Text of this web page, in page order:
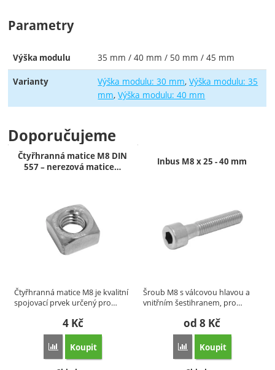
Parametry
Výška modulu 35 mm / 40 mm / 50 mm / 45 mm
Varianty Výška modulu: 30 mm Výška modulu: 35
mm Výška modulu: 40 mm
Doporučujeme
Čtyřhranná matice M8 DIN
557 – nerezová matice…
Čtyřhranná matice M8 je kvalitní
spojovací prvek určený pro…
4 Kč
Porovnat
Koupit
Inbus M8 x 25 - 40 mm
Šroub M8 s válcovou hlavou a
vnitřním šestihranem, pro…
od 8 Kč
Porovnat
Koupit